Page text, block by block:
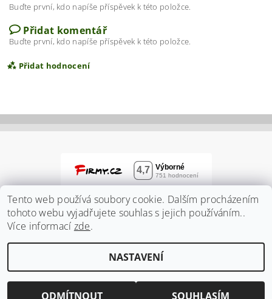
Buďte první, kdo napíše příspěvek k této položce.
Přidat komentář
Buďte první, kdo napíše příspěvek k této položce.
Přidat hodnocení
Vložením hodnocení souhlasíte spodmínkami
ochrany osobních údajů
2026 ©Zahradnidum.cz, všechna práva vyhrazena
Tento web používá soubory cookie. Dalším procházením
tohoto webu vyjadřujete souhlas s jejich používáním..
Více informací zde.
NASTAVENÍ
ODMÍTNOUT SOUHLASÍM